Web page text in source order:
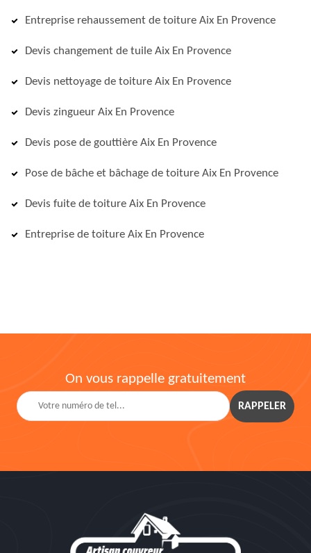
Entreprise rehaussement de toiture Aix En Provence
Devis changement de tuile Aix En Provence
Devis nettoyage de toiture Aix En Provence
Devis zingueur Aix En Provence
Devis pose de gouttière Aix En Provence
Pose de bâche et bâchage de toiture Aix En Provence
Devis fuite de toiture Aix En Provence
Entreprise de toiture Aix En Provence
On vous rappelle gratuitement